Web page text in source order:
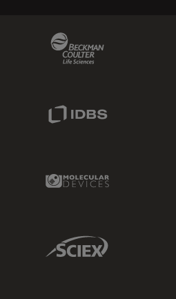
IDBS Link
Molecular Devices
Sciex Link